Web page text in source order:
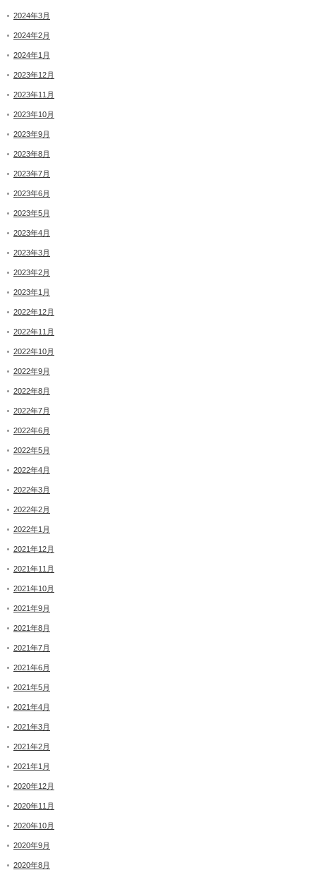
2024年3月
2024年2月
2024年1月
2023年12月
2023年11月
2023年10月
2023年9月
2023年8月
2023年7月
2023年6月
2023年5月
2023年4月
2023年3月
2023年2月
2023年1月
2022年12月
2022年11月
2022年10月
2022年9月
2022年8月
2022年7月
2022年6月
2022年5月
2022年4月
2022年3月
2022年2月
2022年1月
2021年12月
2021年11月
2021年10月
2021年9月
2021年8月
2021年7月
2021年6月
2021年5月
2021年4月
2021年3月
2021年2月
2021年1月
2020年12月
2020年11月
2020年10月
2020年9月
2020年8月